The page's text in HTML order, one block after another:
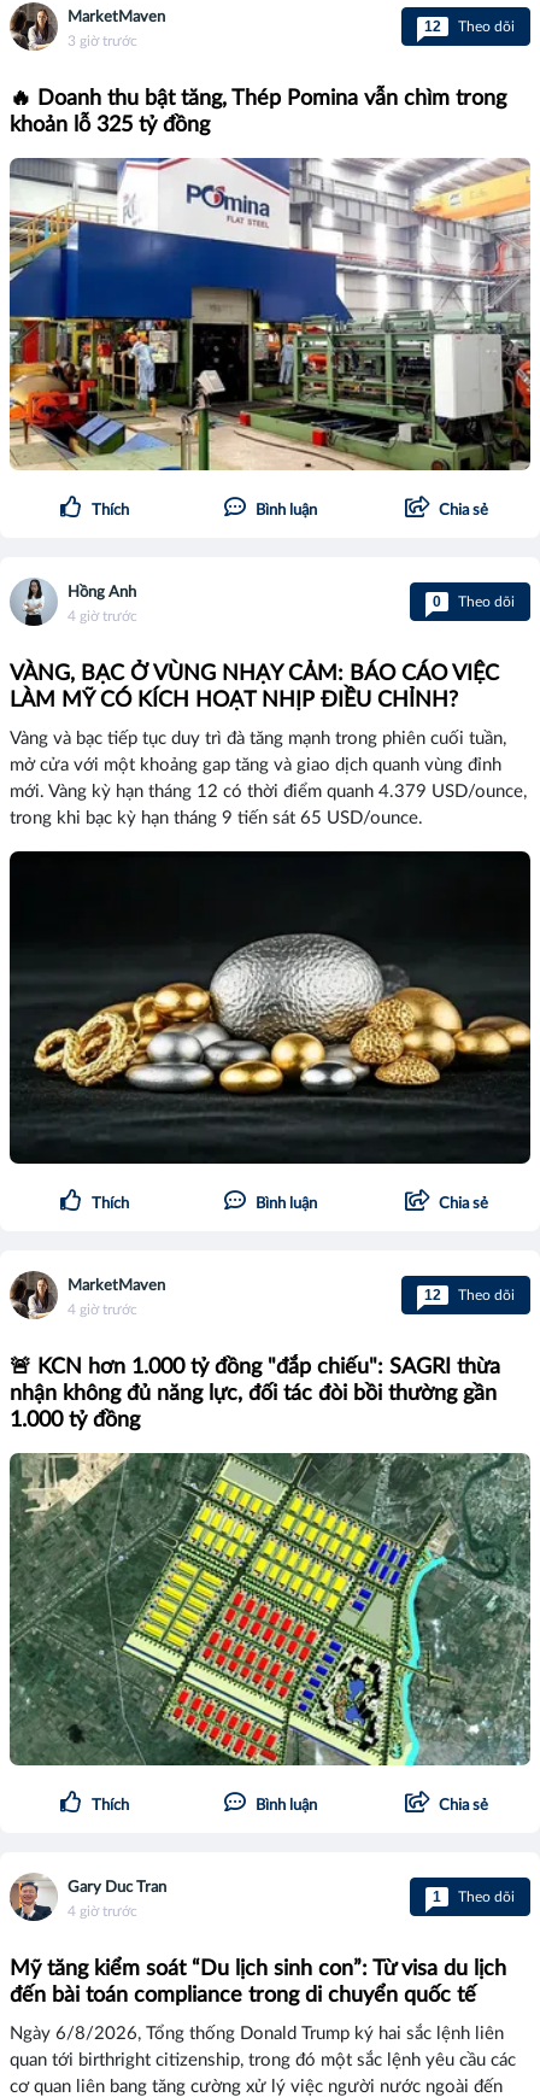
MarketMaven
3 giờ trước
12 Theo dõi
🔥 Doanh thu bật tăng, Thép Pomina vẫn chìm trong
khoản lỗ 325 tỷ đồng
Thích Bình luận Chia sẻ
Hồng Anh
4 giờ trước
0 Theo dõi
VÀNG, BẠC Ở VÙNG NHẠY CẢM: BÁO CÁO VIỆC
LÀM MỸ CÓ KÍCH HOẠT NHỊP ĐIỀU CHỈNH?
Vàng và bạc tiếp tục duy trì đà tăng mạnh trong phiên cuối tuần,
mở cửa với một khoảng gap tăng và giao dịch quanh vùng đỉnh
mới. Vàng kỳ hạn tháng 12 có thời điểm quanh 4.379 USD/ounce,
trong khi bạc kỳ hạn tháng 9 tiến sát 65 USD/ounce.
Thích Bình luận Chia sẻ
MarketMaven
4 giờ trước
12 Theo dõi
🚨 KCN hơn 1.000 tỷ đồng "đắp chiếu": SAGRI thừa
nhận không đủ năng lực, đối tác đòi bồi thường gần
1.000 tỷ đồng
Thích Bình luận Chia sẻ
Gary Duc Tran
4 giờ trước
1 Theo dõi
Mỹ tăng kiểm soát “Du lịch sinh con”: Từ visa du lịch
đến bài toán compliance trong di chuyển quốc tế
Ngày 6/8/2026, Tổng thống Donald Trump ký hai sắc lệnh liên
quan tới birthright citizenship, trong đó một sắc lệnh yêu cầu các
cơ quan liên bang tăng cường xử lý việc người nước ngoài đến